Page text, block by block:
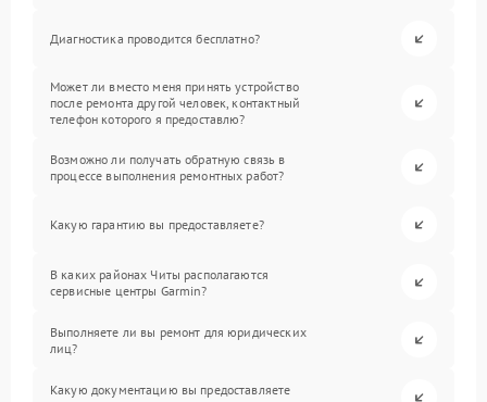
Диагностика проводится бесплатно?
Может ли вместо меня принять устройство
после ремонта другой человек, контактный
телефон которого я предоставлю?
Возможно ли получать обратную связь в
процессе выполнения ремонтных работ?
Какую гарантию вы предоставляете?
В каких районах Читы располагаются
сервисные центры Garmin?
Выполняете ли вы ремонт для юридических
лиц?
Какую документацию вы предоставляете